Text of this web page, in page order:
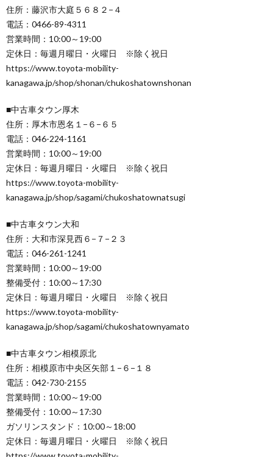
住所：藤沢市大庭５６８２−４
電話：0466-89-4311
営業時間：10:00～19:00
定休日：毎週月曜日・火曜日 ※除く祝日
https://www.toyota-mobility-
kanagawa.jp/shop/shonan/chukoshatownshonan
■中古車タウン厚木
住所：厚木市恩名１−６−６５
電話：046-224-1161
営業時間：10:00～19:00
定休日：毎週月曜日・火曜日 ※除く祝日
https://www.toyota-mobility-
kanagawa.jp/shop/sagami/chukoshatownatsugi
■中古車タウン大和
住所：大和市深見西６−７−２３
電話：046-261-1241
営業時間：10:00～19:00
整備受付：10:00～17:30
定休日：毎週月曜日・火曜日 ※除く祝日
https://www.toyota-mobility-
kanagawa.jp/shop/sagami/chukoshatownyamato
■中古車タウン相模原北
住所：相模原市中央区矢部１−６−１８
電話：042-730-2155
営業時間：10:00～19:00
整備受付：10:00～17:30
ガソリンスタンド：10:00～18:00
定休日：毎週月曜日・火曜日 ※除く祝日